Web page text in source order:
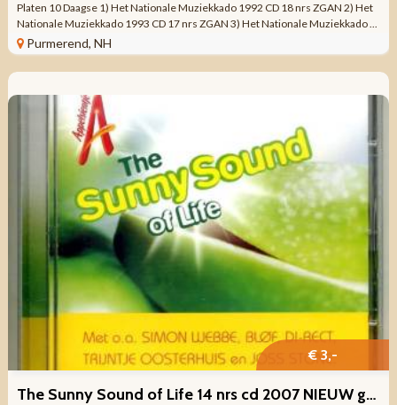
Platen 10 Daagse 1) Het Nationale Muziekkado 1992 CD 18 nrs ZGAN 2) Het
Nationale Muziekkado 1993 CD 17 nrs ZGAN 3) Het Nationale Muziekkado ...
Purmerend, NH
€ 3,-
The Sunny Sound of Life 14 nrs cd 2007 NIEUW geseald